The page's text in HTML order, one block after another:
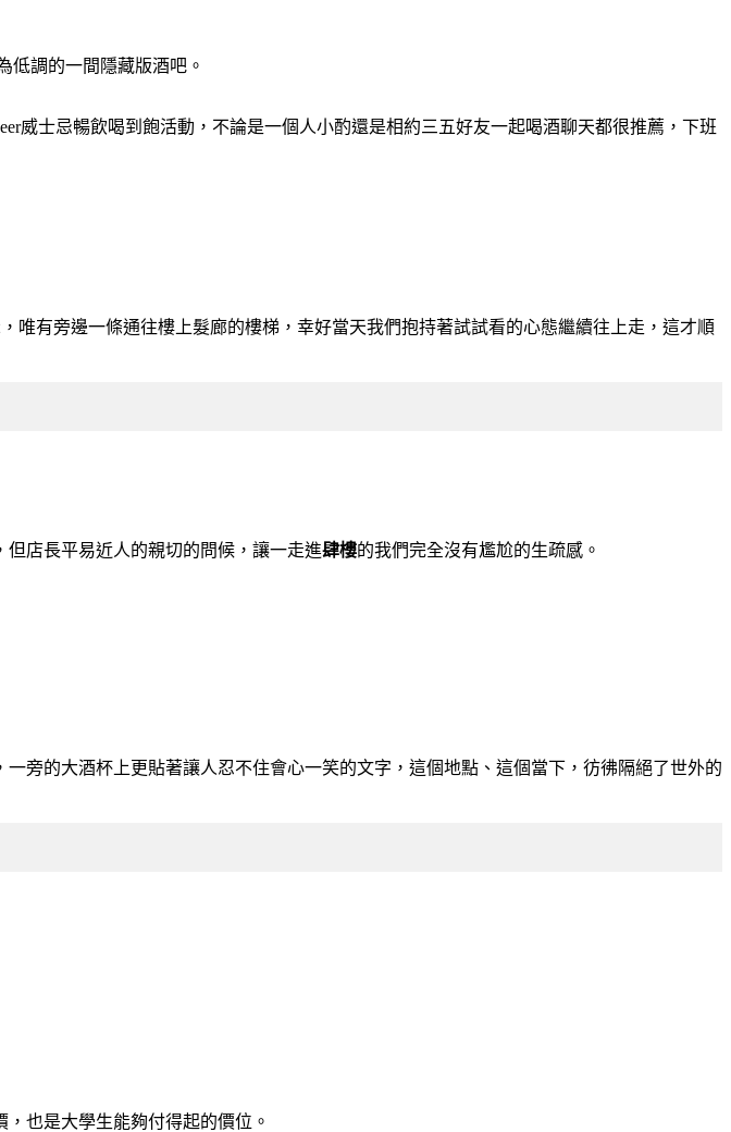
低調的一間隱藏版酒吧。
威士忌暢飲喝到飽活動，不論是一個人小酌還是相約三五好友一起喝酒聊天都很推薦，下班
唯有旁邊一條通往樓上髮廊的樓梯，幸好當天我們抱持著試試看的心態繼續往上走，這才順
店長平易近人的親切的問候，讓一走進肆樓的我們完全沒有尷尬的生疏感。
旁的大酒杯上更貼著讓人忍不住會心一笑的文字，這個地點、這個當下，彷彿隔絕了世外的
也是大學生能夠付得起的價位。